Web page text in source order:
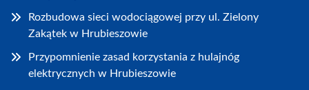
Rozbudowa sieci wodociągowej przy ul. Zielony
Zakątek w Hrubieszowie
Przypomnienie zasad korzystania z hulajnóg
elektrycznych w Hrubieszowie